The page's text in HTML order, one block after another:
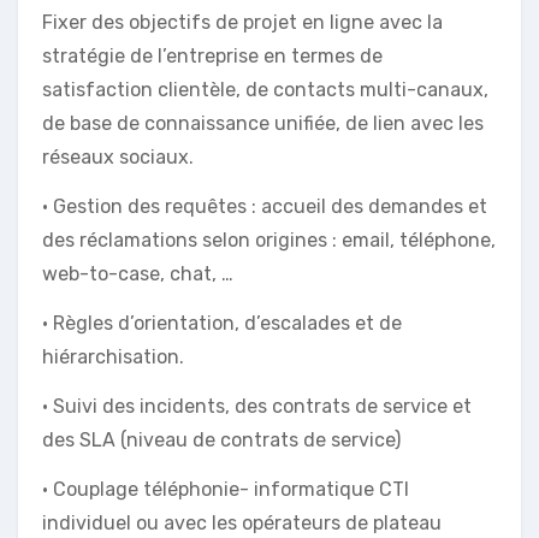
Fixer des objectifs de projet en ligne avec la
stratégie de l’entreprise en termes de
satisfaction clientèle, de contacts multi-canaux,
de base de connaissance unifiée, de lien avec les
réseaux sociaux.
• Gestion des requêtes : accueil des demandes et
des réclamations selon origines : email, téléphone,
web-to-case, chat, …
• Règles d’orientation, d’escalades et de
hiérarchisation.
• Suivi des incidents, des contrats de service et
des SLA (niveau de contrats de service)
• Couplage téléphonie- informatique CTI
individuel ou avec les opérateurs de plateau